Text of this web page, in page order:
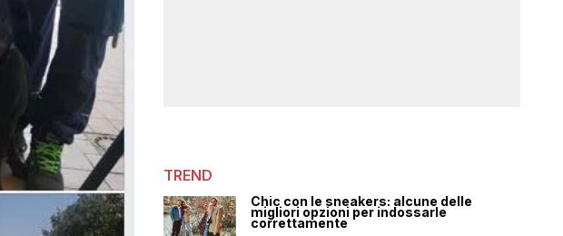
TREND
Chic con le sneakers: alcune delle
migliori opzioni per indossarle
correttamente